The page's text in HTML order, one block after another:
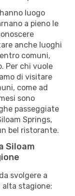
luogo
a pieno le
anche luoghi
comuni,
Per chi vuole
di visitare
come ad
sono
passeggiate
Springs,
bel ristorante.
Siloam
svolgere a
alta stagione: